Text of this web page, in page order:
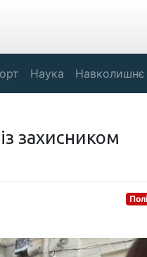
Наука
захисником